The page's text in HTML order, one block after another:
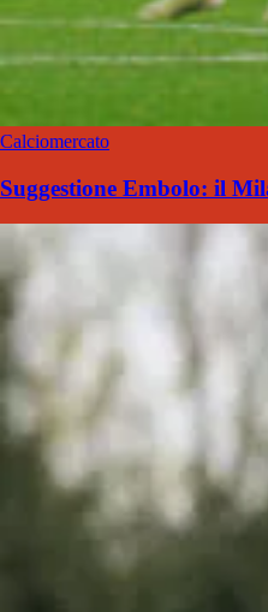
Calciomercato
Suggestione Embolo: il